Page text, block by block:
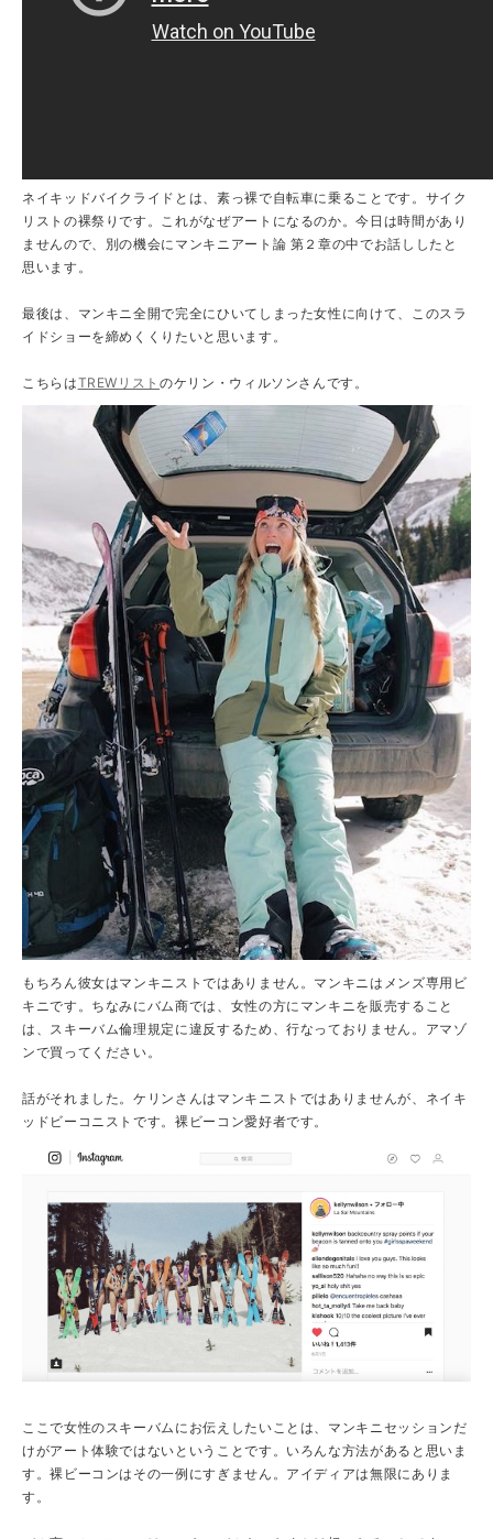
ネイキッドバイクライドとは、素っ裸で自転車に乗ることです。サイク
リストの裸祭りです。これがなぜアートになるのか。今日は時間があり
ませんので、別の機会にマンキニアート論 第２章の中でお話ししたと
思います。
最後は、マンキニ全開で完全にひいてしまった女性に向けて、このスラ
イドショーを締めくくりたいと思います。
こちらはTREWリストのケリン・ウィルソンさんです。
もちろん彼女はマンキニストではありません。マンキニはメンズ専用ビ
キニです。ちなみにバム商では、女性の方にマンキニを販売すること
は、スキーバム倫理規定に違反するため、行なっておりません。アマゾ
ンで買ってください。
話がそれました。ケリンさんはマンキニストではありませんが、ネイキ
ッドビーコニストです。裸ビーコン愛好者です。
ここで女性のスキーバムにお伝えしたいことは、マンキニセッションだ
けがアート体験ではないということです。いろんな方法があると思いま
す。裸ビーコンはその一例にすぎません。アイディアは無限にありま
す。